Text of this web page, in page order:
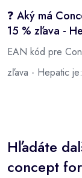
❓ Aký má
15 % zľava -
EAN kód pre
zľava - Hepatic je:
Hľadáte
concept